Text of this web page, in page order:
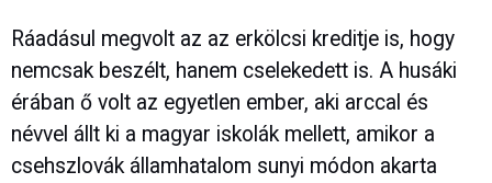
Ráadásul megvolt az az erkölcsi kreditje is, hogy
nemcsak beszélt, hanem cselekedett is. A husáki
érában ő volt az egyetlen ember, aki arccal és
névvel állt ki a magyar iskolák mellett, amikor a
csehszlovák államhatalom sunyi módon akarta